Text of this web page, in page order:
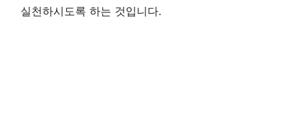
실천하시도록 하는 것입니다.